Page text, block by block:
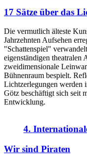
17 Sätze über das
Die vermutlich älteste
Jahrzehnten Aufsehen
"Schattenspiel"
eigenständigen theatralen
zweidimensionale
Bühnenraum bespielt.
Lichtzerlegungen werden
Götz beschäftigt sich seit
Entwicklung.
4.
Wir sind Piraten